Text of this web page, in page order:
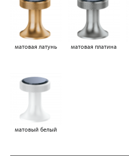
матовая латунь матовая платина
матовый белый